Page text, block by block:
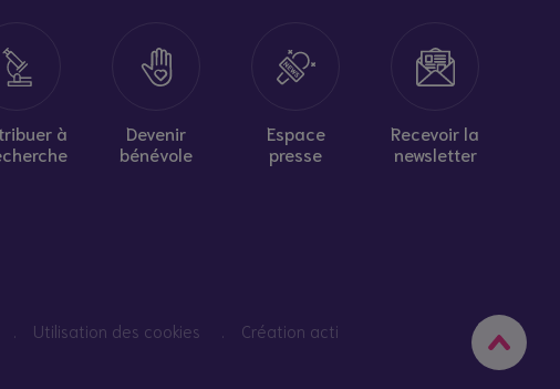
à
Devenir
bénévole
Espace
presse
Recevoir la
newsletter
Utilisation des cookies Création acti